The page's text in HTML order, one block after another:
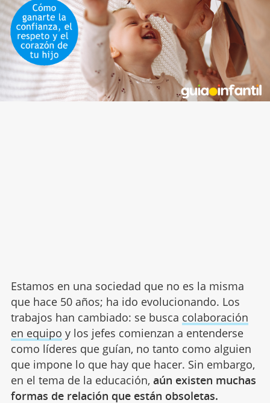
Estamos en una sociedad que no es la misma
que hace 50 años; ha ido evolucionando. Los
trabajos han cambiado: se busca colaboración
en equipo y los jefes comienzan a entenderse
como líderes que guían, no tanto como alguien
que impone lo que hay que hacer. Sin embargo,
en el tema de la educación, aún existen muchas
formas de relación que están obsoletas.